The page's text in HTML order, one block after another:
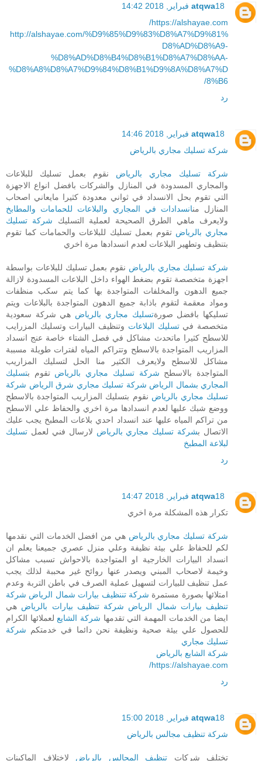
atqwa18 فبراير, 2018 14:42
https://alshayae.com/
http://alshayae.com/%D9%85%D9%83%D8%A7%D9%81%
D8%AD%D8%A9-
%D8%AD%D8%B4%D8%B1%D8%A7%D8%AA-
%D8%A8%D8%A7%D9%84%D8%B1%D9%8A%D8%A7%D
8%B6/
رد
atqwa18 فبراير, 2018 14:46
شركة تسليك مجاري بالرياض
شركة تسليك مجاري بالرياض نقوم بعمل تسليك للبلاعات
والمجاري المسدودة في المنازل والشركات بافضل انواع الاجهزة
التي تقوم بحل الانسداد في ثواني معدودة كثيرا مايعاني اصحاب
المنازل منانسدادات في المجاري والبلاعات للحمامات والمطابخ
ولايعرف ماهي الطرق الصحيحة لعملية التسليك شركة تسليك
مجاري بالرياض تقوم بعمل تسليك للبلاعات والحمامات كما تقوم
بتنظيف وتطهير البلاعات لعدم انسدادها مرة اخري
شركة تسليك مجاري بالرياض نقوم بعمل تسليك للبلاعات بواسطة
اجهزة متخصصة تقوم بضغط الهواء داخل البلاعات المسدودة لازالة
جميع الدهون والمخلفات المتواجدة بها كما يتم سكب منظفات
ومواد معقمة لتقوم باذابة جميع الدهون المتواجدة بالبلاعات ويتم
تسليكها بافضل صورةتسليك مجاري بالرياض هي شركة سعودية
متخصصة فيتسليك البلاعات وتنظيف البيارات وتسليك المزرايب
للاسطح كثيرا ماتحدث مشاكل في فصل الشتاء خاصة عنج انسداد
المزاريب المتواجدة بالاسطح وتتراكم المياه لفترات طويلة مسببة
مشاكل للاسطح ولايعرف الكثير منا الحل لتسليك المزاريب
المتواجدة بالاسطح شركة تسليك مجاري بالرياض تقوم بتسليك
المجاري بشمال الرياض شركة تسليك مجاري شرق الرياض شركة
تسليك مجاري بالرياض نقوم بتسليك المزاريب المتواجدة بالاسطح
ووضع شبك عليها لعدم انسدادها مرة اخري والحفاظ علي الاسطح
من تراكم المياه عليها عند انسداد احدي بلاعات المطبخ يجب عليك
الاتصال بشركة تسليك مجاري بالرياض لارسال فني لعمل تسليك
لبلاعة المطبخ
رد
atqwa18 فبراير, 2018 14:47
تكرار هذه المشكلة مرة اخري
شركة تسليك مجاري بالرياض هي من افضل الخدمات التي نقدمها
لكم للحفاظ علي بيئة نظيفة وعلي منزل عصري جميعنا يعلم ان
انسداد البيارات الخارجية او المتواجدة بالاحواش تسبب مشاكل
وخيمة لاصحاب المبني ويصدر عنها روائح غير محببة لذلك يجب
عمل تنظيف للبيارات لتسهيل عملية الصرف في باطن التربة وعدم
امتلائها بصورة مستمرة شركة تننظيف بيارات شمال الرياض شركة
تنظيف بيارات شمال الرياض شركة تنظيف بيارات بالرياض هي
ايضا من الخدمات المهمة التي تقدمها شركة الشايع لعملائها الكرام
للحصول علي بيئة صحية ونظيفة نحن دائما في خدمتكم شركة
تسليك مجاري
شركة الشايع بالرياض
https://alshayae.com/
رد
atqwa18 فبراير, 2018 15:00
شركة تنظيف مجالس بالرياض
تختلف شركات تنظيف المجالس بالرياض لاختلاف الماكينات